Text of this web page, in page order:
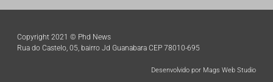
Copyright 2021 © Phd News
Rua do Castelo, 05, bairro Jd Guanabara CEP 78010-695
Desenvolvido por Mags Web Studio